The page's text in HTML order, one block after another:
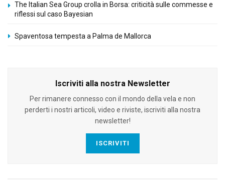
The Italian Sea Group crolla in Borsa: criticità sulle commesse e
riflessi sul caso Bayesian
Spaventosa tempesta a Palma de Mallorca
Iscriviti alla nostra Newsletter
Per rimanere connesso con il mondo della vela e non
perderti i nostri articoli, video e riviste, iscriviti alla nostra
newsletter!
ISCRIVITI